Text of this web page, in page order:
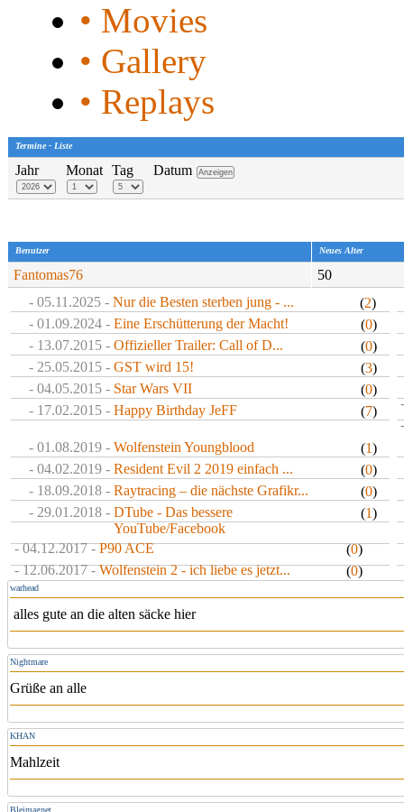
• Movies
• Gallery
• Replays
Termine - Liste
Datum
Jahr Monat Tag
Benutzer Neues Alter
Fantomas76
50
- 05.11.2025 - Nur die Besten sterben jung - ... (2)
- 01.09.2024 - Eine Erschütterung der Macht! (0)
- 13.07.2015 - Offizieller Trailer: Call of D... (0)
- 25.05.2015 - GST wird 15! (3)
- 04.05.2015 - Star Wars VII (0)
- 17.02.2015 - Happy Birthday JeFF (7)
- 01.08.2019 - Wolfenstein Youngblood (1)
- 04.02.2019 - Resident Evil 2 2019 einfach ... (0)
- 18.09.2018 - Raytracing – die nächste Grafikr... (0)
- 29.01.2018 - DTube - Das bessere
YouTube/Facebook
(1)
- 04.12.2017 - P90 ACE (0)
- 12.06.2017 - Wolfenstein 2 - ich liebe es jetzt... (0)
warhead
alles gute an die alten säcke hier
Nightmare
Grüße an alle
KHAN
Mahlzeit
Bleimagnet